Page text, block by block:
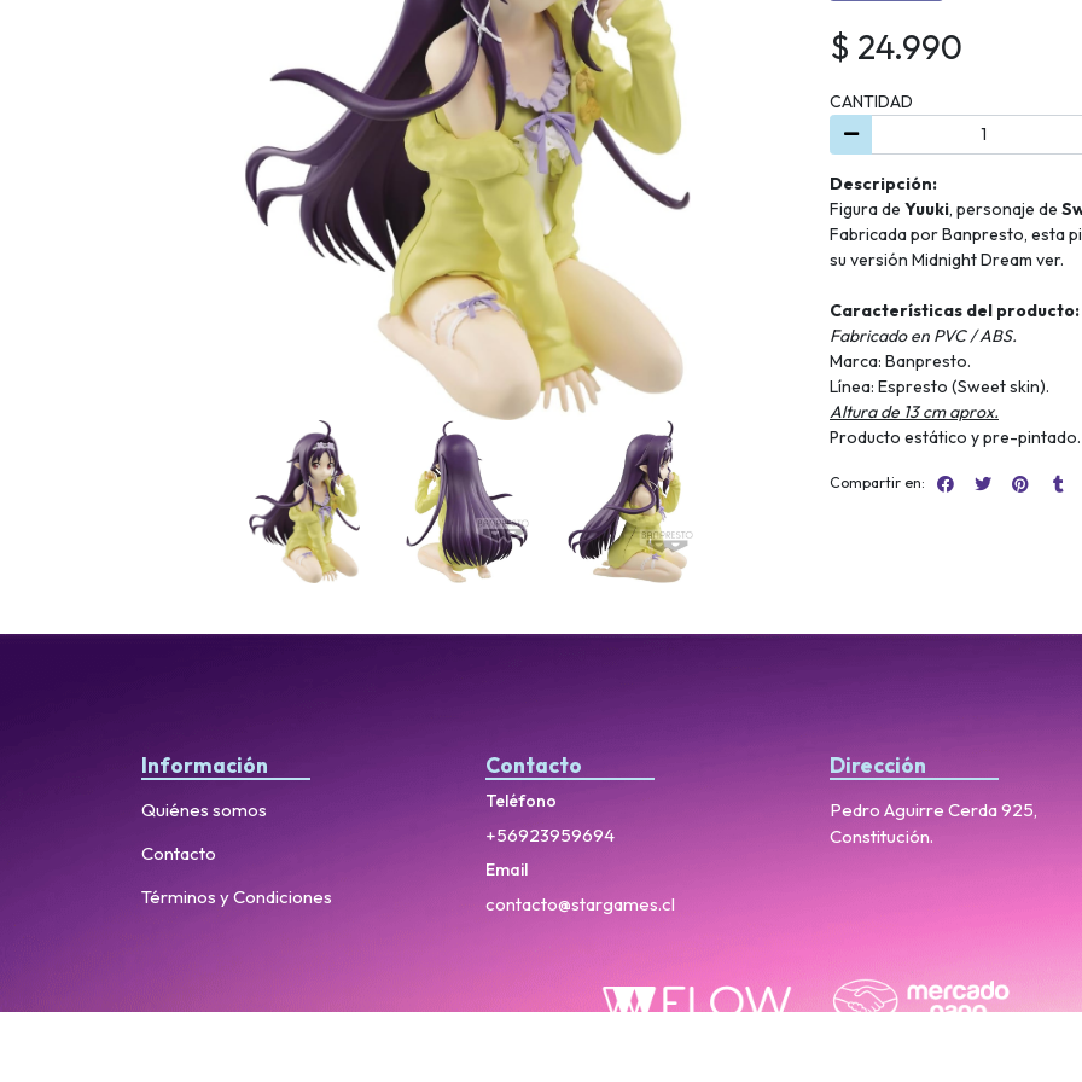
$ 24.990
CANTIDAD
Descripción:
Figura de Yuuki, personaje de
Fabricada por Banpresto, esta
su versión Midnight Dream ver.
Características del producto:
Fabricado en PVC / ABS.
Marca: Banpresto.
Línea: Espresto (Sweet skin).
Altura de 13 cm aprox.
Producto estático y pre-pintado.
Compartir en:
Información
Quiénes somos
Contacto
Términos y Condiciones
Contacto
Teléfono
+56923959694
Email
contacto@stargames.cl
Dirección
Pedro Aguirre Cerda 925,
Constitución.